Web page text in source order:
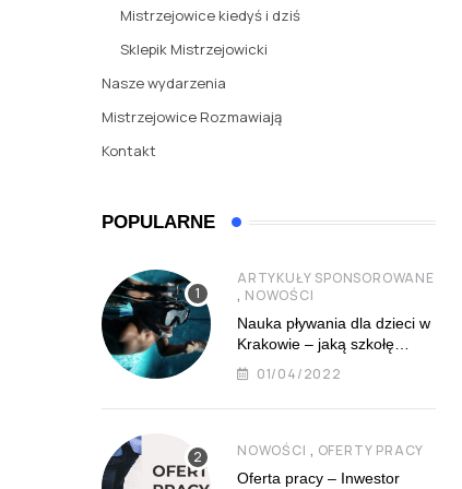
Mistrzejowice kiedyś i dziś
Sklepik Mistrzejowicki
Nasze wydarzenia
Mistrzejowice Rozmawiają
Kontakt
POPULARNE
ARTYKUŁY SPONSOROWANE
, NOWOŚCI
Nauka pływania dla dzieci w
Krakowie – jaką szkołę
najlepiej wybrać?
01/04/2022
NOWOŚCI , OFERTY PRACY
Oferta pracy – Inwestor